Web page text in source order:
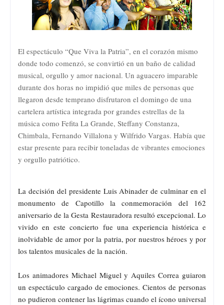
El espectáculo “Que Viva la Patria”, en el corazón mismo
donde todo comenzó, se convirtió en un baño de calidad
musical, orgullo y amor nacional. Un aguacero imparable
durante dos horas no impidió que miles de personas que
llegaron desde temprano disfrutaron el domingo de una
cartelera artística integrada por grandes estrellas de la
música como Fefita La Grande, Steffany Constanza,
Chimbala, Fernando Villalona y Wilfrido Vargas. Había que
estar presente para recibir toneladas de vibrantes emociones
y orgullo patriótico.
La decisión del presidente Luis Abinader de culminar en el
monumento de Capotillo la conmemoración del 162
aniversario de la Gesta Restauradora resultó excepcional. Lo
vivido en este concierto fue una experiencia histórica e
inolvidable de amor por la patria, por nuestros héroes y por
los talentos musicales de la nación.
Los animadores Michael Miguel y Aquiles Correa guiaron
un espectáculo cargado de emociones. Cientos de personas
no pudieron contener las lágrimas cuando el ícono universal